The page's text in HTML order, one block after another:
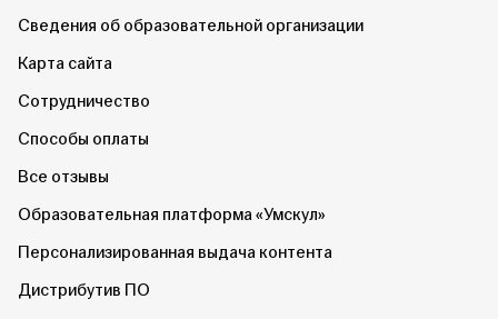
Сведения об образовательной организации
Карта сайта
Сотрудничество
Способы оплаты
Все отзывы
Образовательная платформа «Умскул»
Персонализированная выдача контента
Дистрибутив ПО